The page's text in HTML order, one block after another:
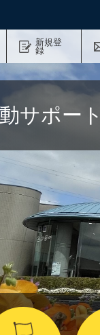
新規登
録
サポー